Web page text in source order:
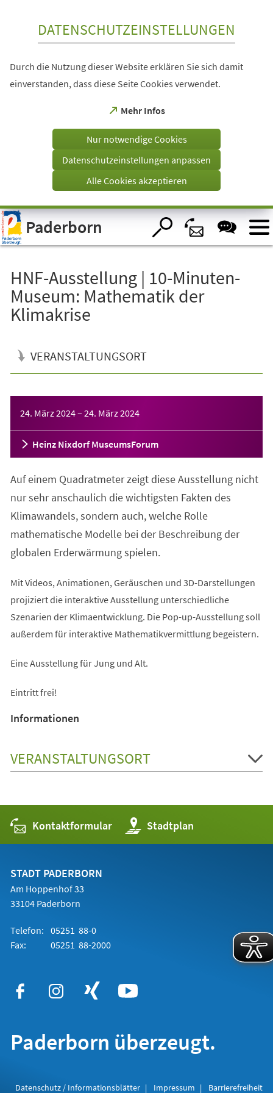
Visuelle
Assistenzsoftware
öffnen.
DATENSCHUTZEINSTELLUNGEN
Durch die Nutzung dieser Website erklären Sie sich damit
einverstanden, dass diese Seite Cookies verwendet.
Mehr Infos
(Öffnet
einem
Tab)
Nur notwendige Cookies
Datenschutzeinstellungen anpassen
Alle Cookies akzeptieren
Paderborn
HNF-Ausstellung | 10-Minuten-
Museum: Mathematik der
Klimakrise
VERANSTALTUNGSORT
24. März 2024– 24. März 2024
Heinz Nixdorf MuseumsForum
Auf einem Quadratmeter zeigt diese Ausstellung nicht
nur sehr anschaulich die wichtigsten Fakten des
Klimawandels, sondern auch, welche Rolle
mathematische Modelle bei der Beschreibung der
globalen Erderwärmung spielen.
Mit Videos, Animationen, Geräuschen und 3D-Darstellungen
projiziert die interaktive Ausstellung unterschiedliche
Szenarien der Klimaentwicklung. Die Pop-up-Ausstellung soll
außerdem für interaktive Mathematikvermittlung begeistern.
Eine Ausstellung für Jung und Alt.
Eintritt frei!
Informationen
VERANSTALTUNGSORT
Kontaktformular Stadtplan
(Öffnet
in
einem
STADT PADERBORN
Am Hoppenhof 33
33104 Paderborn
Telefon: 05251 88-0
Fax:
05251 88-2000
Paderborn überzeugt.
Datenschutz / Informationsblätter Impressum
Barrierefreiheit